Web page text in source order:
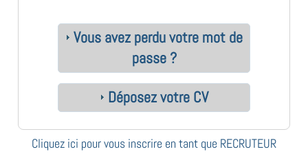
Vous avez perdu votre mot de
passe ?
Déposez votre CV
Cliquez ici pour vous inscrire en tant que RECRUTEUR